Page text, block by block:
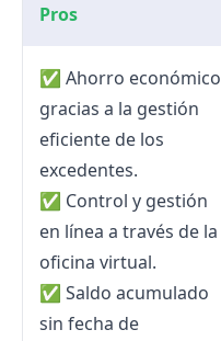
Pros
✅ Ahorro económico
gracias a la gestión
eficiente de los
excedentes.
✅ Control y gestión
en línea a través de la
oficina virtual.
✅ Saldo acumulado
sin fecha de